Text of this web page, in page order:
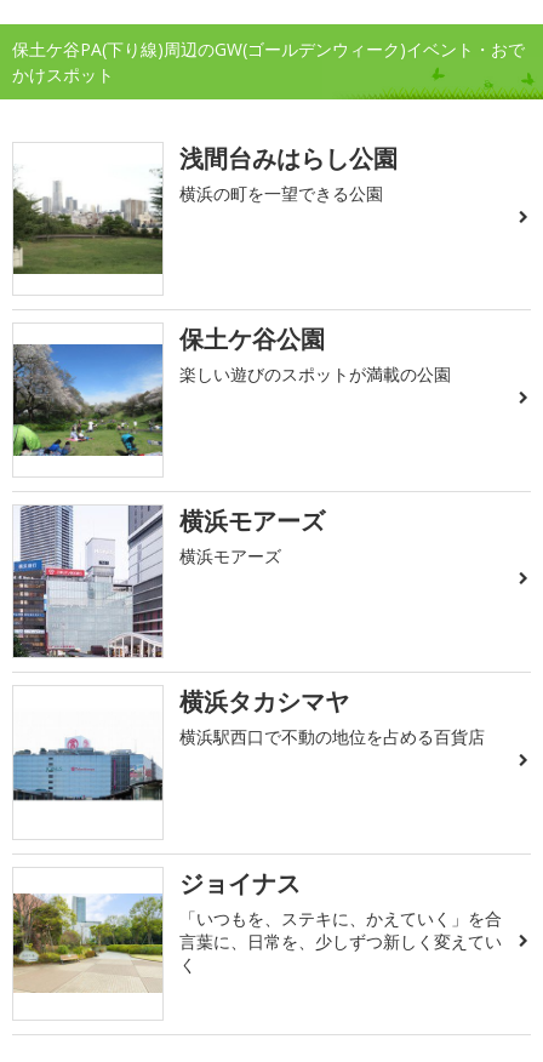
保土ケ谷PA(下り線)周辺のGW(ゴールデンウィーク)イベント・おで
かけスポット
浅間台みはらし公園
横浜の町を一望できる公園
保土ケ谷公園
楽しい遊びのスポットが満載の公園
横浜モアーズ
横浜モアーズ
横浜タカシマヤ
横浜駅西口で不動の地位を占める百貨店
ジョイナス
「いつもを、ステキに、かえていく」を合
言葉に、日常を、少しずつ新しく変えてい
く